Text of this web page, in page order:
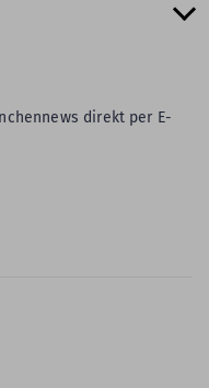
direkt per E-